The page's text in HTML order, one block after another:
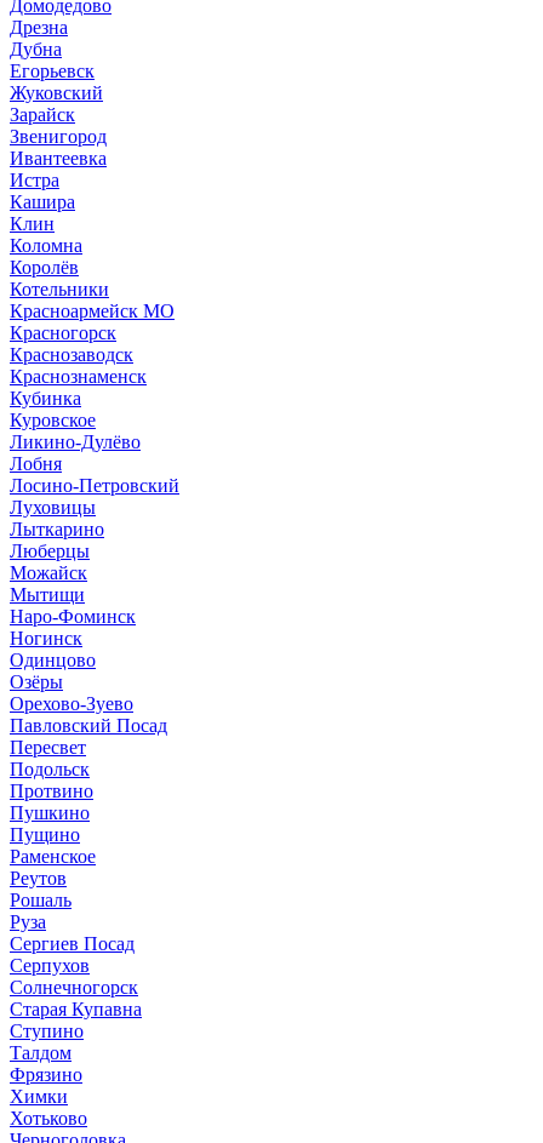
Домодедово
Дрезна
Дубна
Егорьевск
Жуковский
Зарайск
Звенигород
Ивантеевка
Истра
Кашира
Клин
Коломна
Королёв
Котельники
Красноармейск МО
Красногорск
Краснозаводск
Краснознаменск
Кубинка
Куровское
Ликино-Дулёво
Лобня
Лосино-Петровский
Луховицы
Лыткарино
Люберцы
Можайск
Мытищи
Наро-Фоминск
Ногинск
Одинцово
Озёры
Орехово-Зуево
Павловский Посад
Пересвет
Подольск
Протвино
Пушкино
Пущино
Раменское
Реутов
Рошаль
Руза
Сергиев Посад
Серпухов
Солнечногорск
Старая Купавна
Ступино
Талдом
Фрязино
Химки
Хотьково